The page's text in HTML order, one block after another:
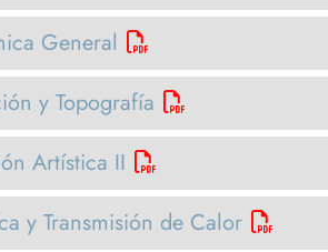
General
y Topografía
Artística II
y Transmisión de Calor